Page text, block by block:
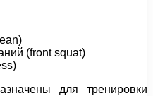
(front squat)
для тренировки